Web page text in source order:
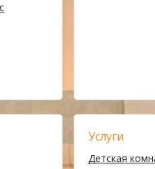
Услуги
Детская